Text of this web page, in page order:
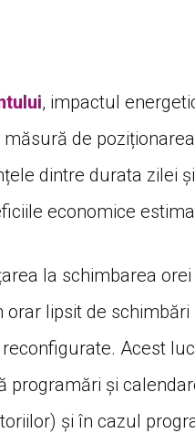
, impactul
de
dintre durata zilei
economice
la schimbarea
orar lipsit de
Acest
programări și
și în cazul